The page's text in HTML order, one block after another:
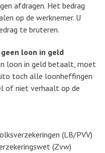
afdragen. Het bedrag
op de werknemer. U
te bruteren.
loon in geld
loon in geld betaalt, moet
toch alle loonheffingen
of niet verhaalt op de
(LB/PVV)
(Zvw)